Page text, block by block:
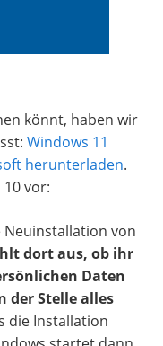
könnt, haben wir
Windows 11
herunterladen.
vor:
von
dort aus, ob ihr
Daten
der Stelle alles
die Installation